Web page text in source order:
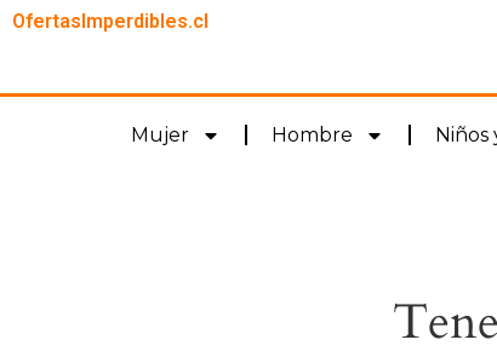
OfertasImperdibles.cl
Mujer Hombre Niños